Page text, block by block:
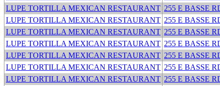
LUPE TORTILLA MEXICAN RESTAURANT 255 E BASSE
LUPE TORTILLA MEXICAN RESTAURANT 255 E BASSE
LUPE TORTILLA MEXICAN RESTAURANT 255 E BASSE
LUPE TORTILLA MEXICAN RESTAURANT 255 E BASSE
LUPE TORTILLA MEXICAN RESTAURANT 255 E BASSE
LUPE TORTILLA MEXICAN RESTAURANT 255 E BASSE
LUPE TORTILLA MEXICAN RESTAURANT 255 E BASSE